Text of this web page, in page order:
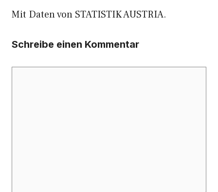
Mit Daten von STATISTIK AUSTRIA.
Schreibe einen Kommentar